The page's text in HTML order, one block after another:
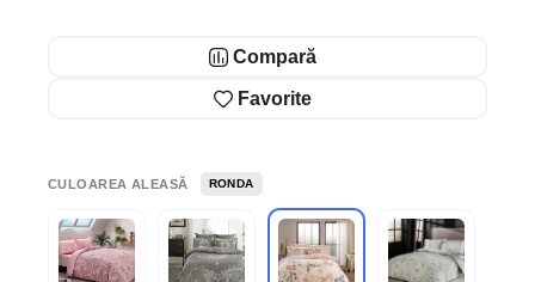
Compară
Favorite
CULOAREA ALEASĂ RONDA